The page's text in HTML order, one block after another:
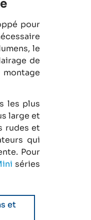
pour
le
de
les plus
large et
rudes et
qui
Pour
séries
et